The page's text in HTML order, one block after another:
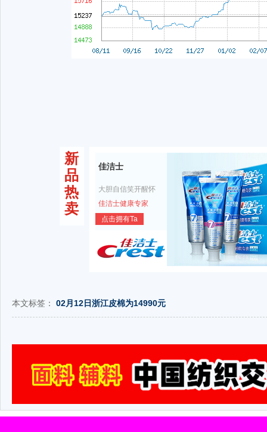
新
品
热
卖
佳洁士
大胆自信笑开醒怀
佳洁士健康专家
点击拥有Ta
本文标签： 02月12日浙江皮棉为14990元